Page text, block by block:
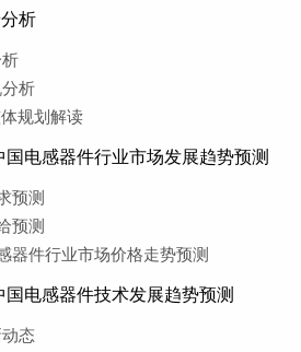
析
析
规划解读
国电感器件行业市场发展趋势预测
预测
预测
器件行业市场价格走势预测
国电感器件技术发展趋势预测
态